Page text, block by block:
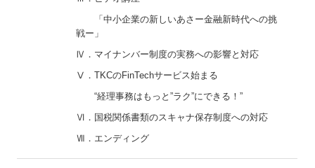
「中小企業の新しいあさー金融新時代への挑
戦ー」
Ⅳ．マイナンバー制度の実務への影響と対応
Ⅴ．TKCのFinTechサービス始まる
“経理事務はもっと”ラク”にできる！”
Ⅵ．国税関係書類のスキャナ保存制度への対応
Ⅶ．エンディング